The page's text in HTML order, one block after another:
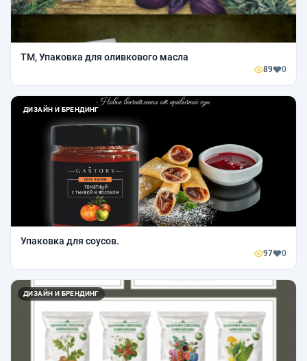
ТМ, Упаковка для оливкового масла
89 0
ДИЗАЙН И БРЕНДИНГ
Упаковка для соусов.
97 0
ДИЗАЙН И БРЕНДИНГ